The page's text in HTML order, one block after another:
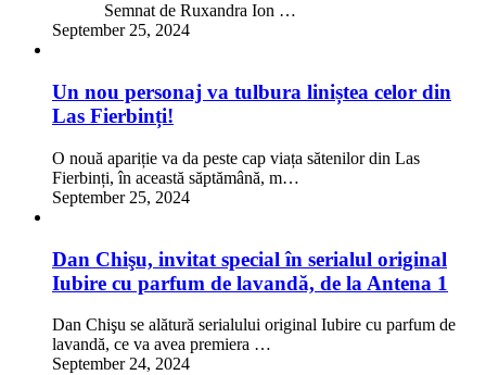
Semnat de Ruxandra Ion …
September 25, 2024
Un nou personaj va tulbura liniștea celor din
Las Fierbinți!
O nouă apariție va da peste cap viața sătenilor din Las
Fierbinți, în această săptămână, m…
September 25, 2024
Dan Chişu, invitat special în serialul original
Iubire cu parfum de lavandă, de la Antena 1
Dan Chişu se alătură serialului original Iubire cu parfum de
lavandă, ce va avea premiera …
September 24, 2024